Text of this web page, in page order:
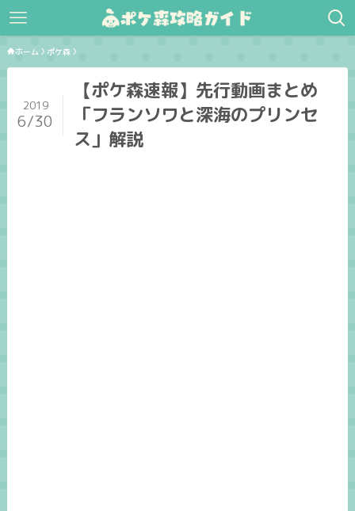
ホーム ポケ森
【ポケ森速報】先行動画まとめ
「フランソワと深海のプリンセ
ス」解説
2019
6/30